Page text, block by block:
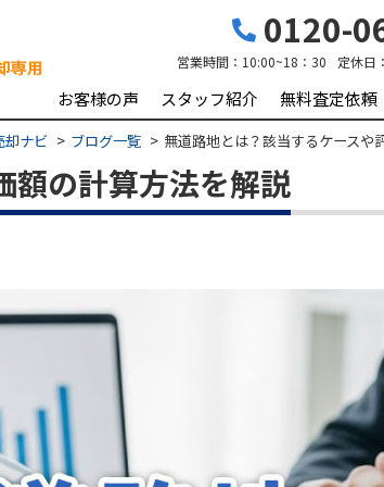
0120-
営業時間： 10:00~18：30 定休日：
お客様の声 スタッフ紹介 無料査定依頼
却ナビ ブログ一覧 無道路地とは？該当するケースや
額の計算方法を解説